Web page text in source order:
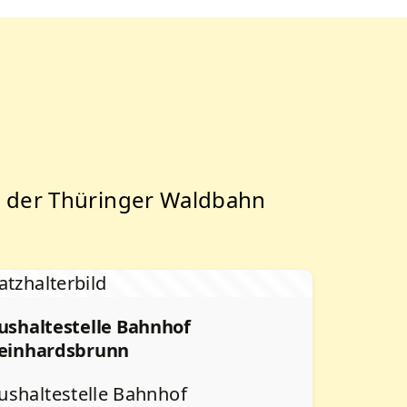
Thüringer Waldbahn
Bahnhof
Bahnhof